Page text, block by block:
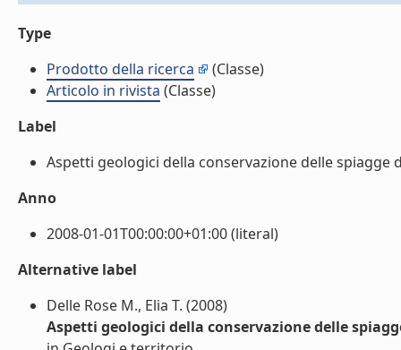
Type
Prodotto della ricerca
(Classe)
Articolo in rivista (Classe)
Label
Aspetti geologici della conservazione delle spiagge
Anno
2008-01-01T00:00:00+01:00 (literal)
Alternative label
Delle Rose M., Elia T. (2008)
Aspetti geologici della conservazione delle